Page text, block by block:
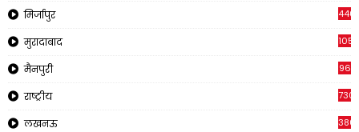
मिर्जापुर 440
मुरादाबाद 1056
मैनपुरी 96
राष्ट्रीय
लखनऊ